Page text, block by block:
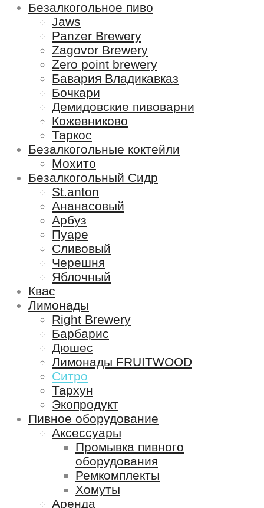
Безалкогольное пиво
Jaws
Panzer Brewery
Zagovor Brewery
Zero point brewery
Бавария Владикавказ
Бочкари
Демидовские пивоварни
Кожевниково
Таркос
Безалкогольные коктейли
Мохито
Безалкогольный Сидр
St.anton
Ананасовый
Арбуз
Пуаре
Сливовый
Черешня
Яблочный
Квас
Лимонады
Right Brewery
Барбарис
Дюшес
Лимонады FRUITWOOD
Ситро
Тархун
Экопродукт
Пивное оборудование
Аксессуары
Промывка пивного
оборудования
Ремкомплекты
Хомуты
Аренда